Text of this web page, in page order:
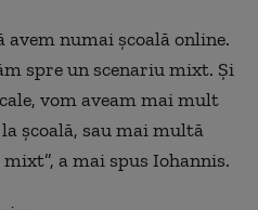
numai școală online.
spre un scenariu mixt. Și
vom aveam mai mult
școală, sau mai multă
a mai spus Iohannis.